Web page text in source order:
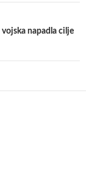
napadla cilje